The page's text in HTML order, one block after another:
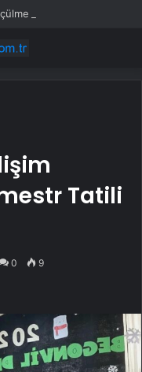
planını onayladı
Tatili
0 9